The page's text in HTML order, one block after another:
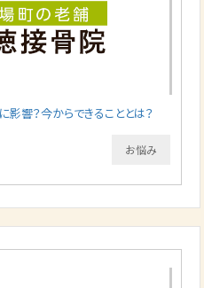
響？今からできることとは？
お悩み